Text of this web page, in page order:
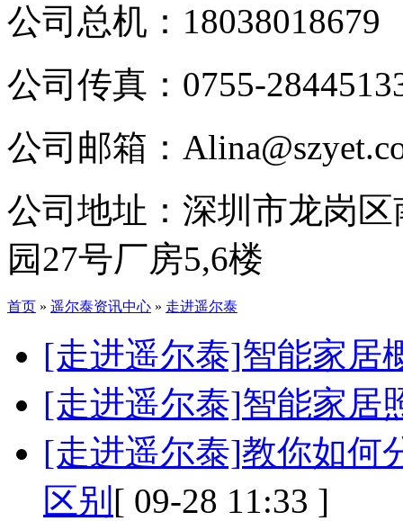
公司总机：18038018679
公司传真：0755-
公司邮箱：
公司地址：深圳市龙岗
园27号厂房5,6楼
首页 » 遥尔泰资讯中心 » 走进遥尔泰
[走进遥尔泰]智能家居
[走进遥尔泰]智能家居
[走进遥尔泰]教你如何
区别 [ 09-28 11:33 ]